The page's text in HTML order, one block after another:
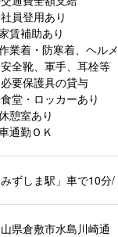
員登用あり
賃補助あり
業着・防寒着、ヘルメ
靴、軍手、耳栓等
保護具の貸与
堂・ロッカーあり
憩室あり
通勤ＯＫ
ずしま駅」車で10
県倉敷市水島川崎通